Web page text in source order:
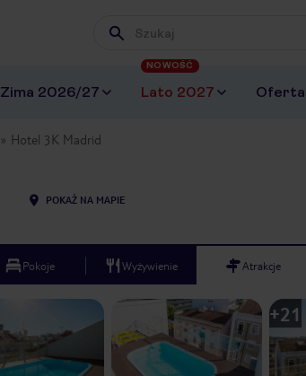
Wpisz frazę, której szukasz
Zima 2026/27 Lato 2027
NOWOŚĆ
Oferta
Hotel 3K Madrid
POKAŻ NA MAPIE
Pokoje Wyżywienie Atrakcje
+21